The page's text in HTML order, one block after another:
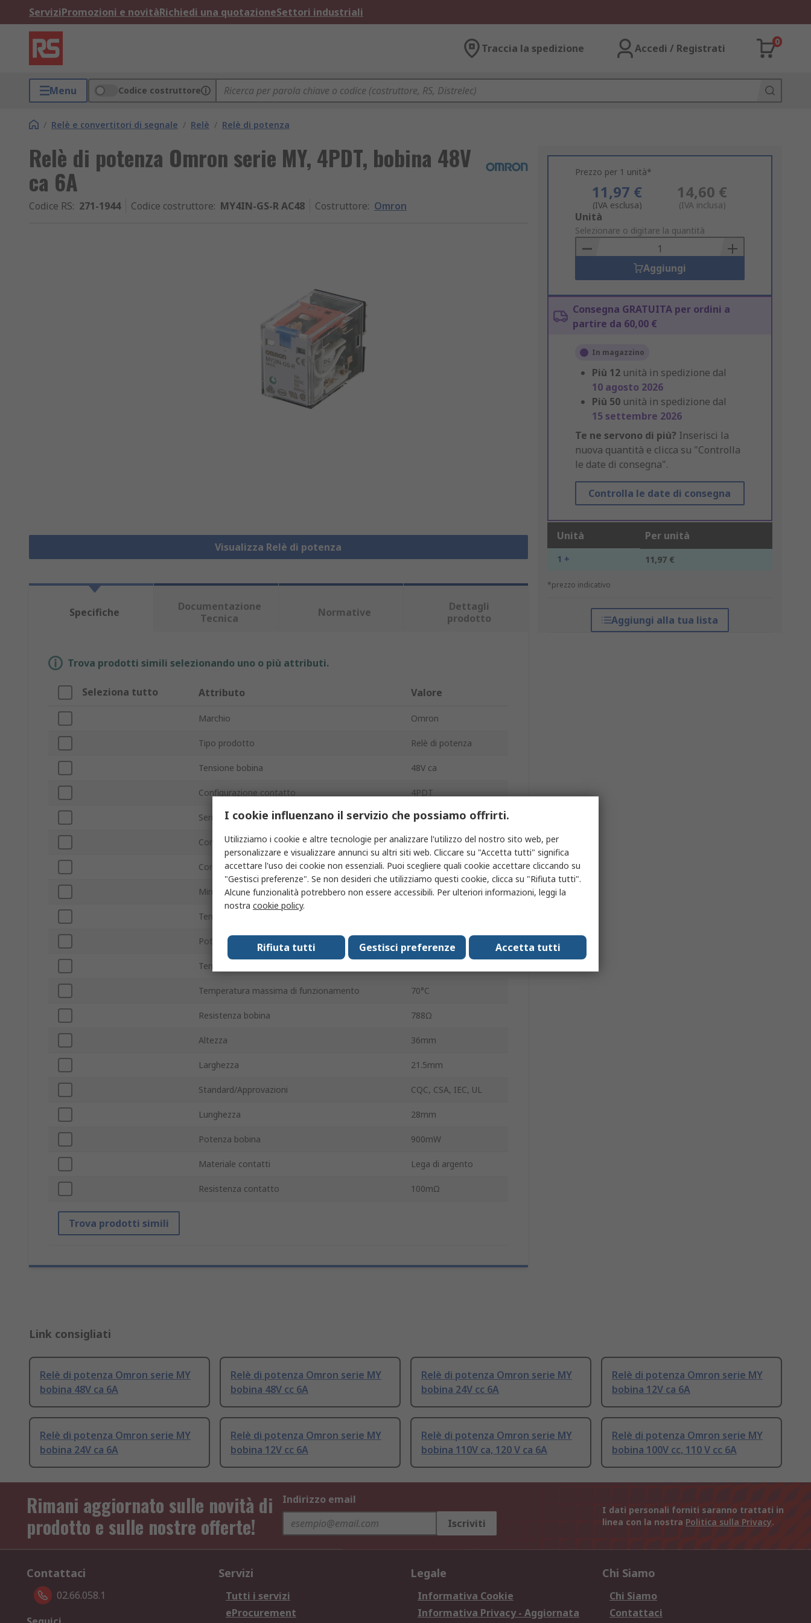
ServiziPromozioni e novitàRichiedi una quotazioneSettori industriali
Traccia la spedizione Accedi / Registrati
0
Menu Codice costruttore
/ Relè e convertitori di segnale / Relè / Relè di potenza
Relè di potenza Omron serie MY, 4PDT, bobina 48V
ca 6A
Codice RS: 271-1944 Codice costruttore: MY4IN-GS-R AC48 Costruttore: Omron
Visualizza Relè di potenza
Prezzo per 1 unità*
11,97 €
(IVA esclusa)
14,60 €
(IVA inclusa)
Add
to
Basket
Unità
Selezionare o digitare la quantità
Aggiungi
Consegna GRATUITA per ordini a
partire da 60,00 €
In magazzino
Più 12 unità in spedizione dal
10 agosto 2026
Più 50 unità in spedizione dal
15 settembre 2026
Te ne servono di più? Inserisci la
nuova quantità e clicca su "Controlla
le date di consegna".
Controlla le date di consegna
Unità Per unità
1 + 11,97 €
*prezzo indicativo
Aggiungi alla tua lista
Specifiche
Documentazione
Tecnica
Normative
Dettagli
prodotto
Trova prodotti simili selezionando uno o più attributi.
Seleziona tutto Attributo Valore
Marchio Omron
Tipo prodotto Relè di potenza
Tensione bobina 48V ca
Configurazione contatto 4PDT
Serie MY
Con terminazione/senza terminazione A innesto
Corrente di commutazione 6A
Minima temperatura operativa -55°C
Tensione commutazione CA
Potenza di commutazione 3.6VA
Tensione commutazione CC
Temperatura massima di funzionamento 70°C
Resistenza bobina 788Ω
Altezza 36mm
Larghezza 21.5mm
Standard/Approvazioni CQC, CSA, IEC, UL
Lunghezza 28mm
Potenza bobina 900mW
Materiale contatti Lega di argento
Resistenza contatto 100mΩ
Trova prodotti simili
Link consigliati
Relè di potenza Omron serie MY
bobina 48V ca 6A
Relè di potenza Omron serie MY
bobina 48V cc 6A
Relè di potenza Omron serie MY
bobina 24V cc 6A
Relè di potenza Omron serie MY
bobina 12V ca 6A
Relè di potenza Omron serie MY
bobina 24V ca 6A
Relè di potenza Omron serie MY
bobina 12V cc 6A
Relè di potenza Omron serie MY
bobina 110V ca, 120 V ca 6A
Relè di potenza Omron serie MY
bobina 100V cc, 110 V cc 6A
Rimani aggiornato sulle novità di
prodotto e sulle nostre offerte!
Indirizzo email
Iscriviti
I dati personali forniti saranno trattati in
linea con la nostra Politica sulla Privacy.
Contattaci
02.66.058.1
Servizi
Tutti i servizi
eProcurement
Legale
Informativa Cookie
Informativa Privacy - Aggiornata
Chi Siamo
Chi Siamo
Contattaci
I cookie influenzano il servizio che possiamo offrirti.
Utilizziamo i cookie e altre tecnologie per analizzare l'utilizzo del nostro sito web, per
personalizzare e visualizzare annunci su altri siti web. Cliccare su "Accetta tutti" significa
accettare l'uso dei cookie non essenziali. Puoi scegliere quali cookie accettare cliccando su
"Gestisci preferenze". Se non desideri che utilizziamo questi cookie, clicca su "Rifiuta tutti".
Alcune funzionalità potrebbero non essere accessibili. Per ulteriori informazioni, leggi la
nostra cookie policy.
Accetta tutti
Gestisci preferenze
Rifiuta tutti